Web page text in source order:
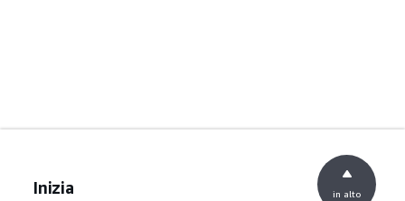
Inizia in alto